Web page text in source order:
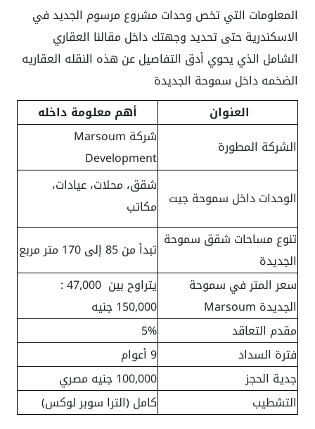
المعلومات التي تخص وحدات مشروع مرسوم الجديد في
الاسكندرية حتى تحديد وجهتك داخل مقالنا العقاري
الشامل الذي يحوي أدق التفاصيل عن هذه النقله العقاريه
الضخمه داخل سموحة الجديدة
العنوان
أهم معلومة داخله
الشركة المطورة
شركة Marsoum
Development
الوحدات داخل سموحة جيت
شقق، محلات، عيادات،
مكاتب
تنوع مساحات شقق سموحة
الجديدة
تبدأ من 85 إلى 170 متر مربع
سعر المتر في سموحة
الجديدة Marsoum
يتراوح بين 47,000 :
150,000 جنيه
مقدم التعاقد
5%
فترة السداد
9 أعوام
جدية الحجز
100,000 جنيه مصري
التشطيب
كامل (الترا سوبر لوكس)